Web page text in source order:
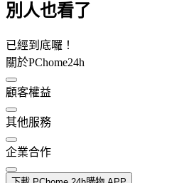
別人也看了
已經到底囉！
關於PChome24h
顧客權益
其他服務
企業合作